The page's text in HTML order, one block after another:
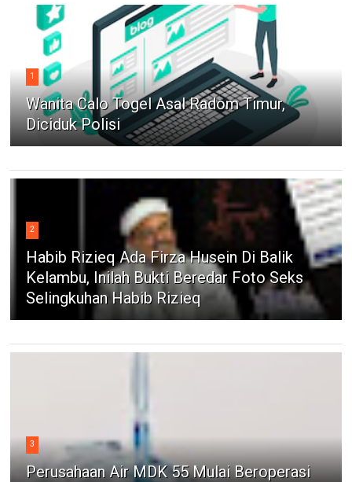
1
Wanita Calo Togel Asal Radom Timur,
Diciduk Polisi
2
Habib Rizieq Ada Firza Husein Di Balik
Kelambu, Inilah Bukti Beredar Foto Seks
Selingkuhan Habib Rizieq
3
Perusahaan Air MDK 55 Mulai Beroperasi